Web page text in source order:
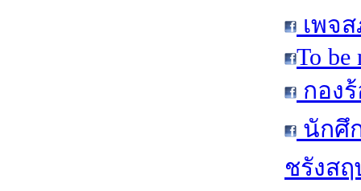
เพจ
To be
กอง
นักศึ
ชรังส